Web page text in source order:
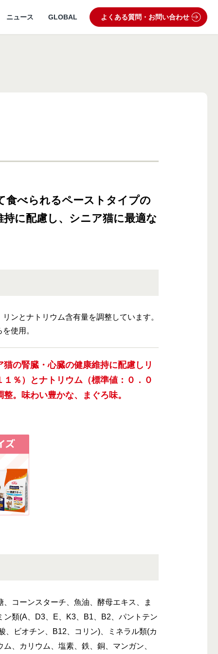
ニュース GLOBAL よくある質問・お問い合わせ
食べられるペーストタイプの
に配慮し、シニア猫に最適な
ンとナトリウム含有量を調整しています。
使用。
の腎臓・心臓の健康維持に配慮しリ
％）とナトリウム（標準値：０．０
。味わい豊かな、まぐろ味。
コーンスターチ、魚油、酵母エキス、ま
ン類(A、D3、E、K3、B1、B2、パントテン
、ビオチン、B12、コリン)、ミネラル類(カ
、カリウム、塩素、鉄、銅、マンガン、